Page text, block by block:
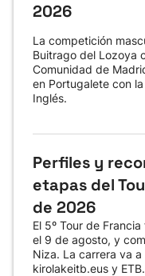
2026
La competición
Buitrago del Lozoya
Comunidad de
en Portugalete con
Inglés.
Perfiles y
etapas del
de 2026
El 5º Tour de
el 9 de agosto, y
Niza. La carrera va
kirolakeitb.eus y ETB.